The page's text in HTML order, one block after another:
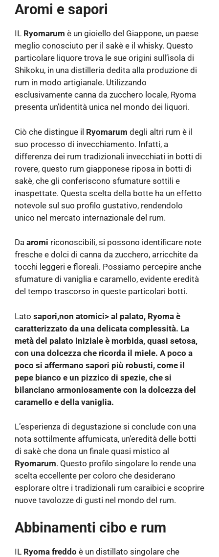
Aromi e sapori
IL Ryomarum è un gioiello del Giappone, un paese
meglio conosciuto per il sakè e il whisky. Questo
particolare liquore trova le sue origini sull’isola di
Shikoku, in una distilleria dedita alla produzione di
rum in modo artigianale. Utilizzando
esclusivamente canna da zucchero locale, Ryoma
presenta un’identità unica nel mondo dei liquori.
Ciò che distingue il Ryomarum degli altri rum è il
suo processo di invecchiamento. Infatti, a
differenza dei rum tradizionali invecchiati in botti di
rovere, questo rum giapponese riposa in botti di
sakè, che gli conferiscono sfumature sottili e
inaspettate. Questa scelta della botte ha un effetto
notevole sul suo profilo gustativo, rendendolo
unico nel mercato internazionale del rum.
Da aromi riconoscibili, si possono identificare note
fresche e dolci di canna da zucchero, arricchite da
tocchi leggeri e floreali. Possiamo percepire anche
sfumature di vaniglia e caramello, evidente eredità
del tempo trascorso in queste particolari botti.
Lato sapori,non atomici> al palato, Ryoma è
caratterizzato da una delicata complessità. La
metà del palato iniziale è morbida, quasi setosa,
con una dolcezza che ricorda il miele. A poco a
poco si affermano sapori più robusti, come il
pepe bianco e un pizzico di spezie, che si
bilanciano armoniosamente con la dolcezza del
caramello e della vaniglia.
L’esperienza di degustazione si conclude con una
nota sottilmente affumicata, un’eredità delle botti
di sakè che dona un finale quasi mistico al
Ryomarum. Questo profilo singolare lo rende una
scelta eccellente per coloro che desiderano
esplorare oltre i tradizionali rum caraibici e scoprire
nuove tavolozze di gusti nel mondo del rum.
Abbinamenti cibo e rum
IL Ryoma freddo è un distillato singolare che